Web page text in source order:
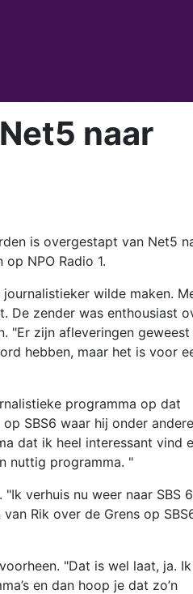
naar
is overgestapt van Net5
NPO Radio 1.
wilde maken.
De zender was enthousiast
"Er zijn afleveringen geweest
hebben, maar het is voor
programma op dat
SBS6 waar hij onder
dat ik heel interessant vind
nuttig programma. "
verhuis nu weer naar SBS
Rik over de Grens op
"Dat is wel laat, ja. Ik
en dan hoop je dat zo’n